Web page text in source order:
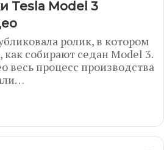
Tesla Model 3
ролик, в котором
собирают седан Model 3.
весь процесс производства